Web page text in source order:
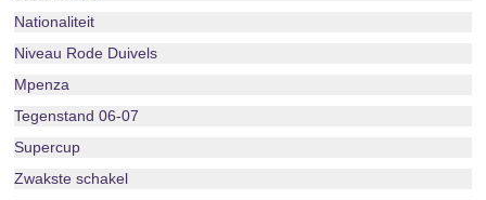
Nationaliteit
Niveau Rode Duivels
Mpenza
Tegenstand 06-07
Supercup
Zwakste schakel